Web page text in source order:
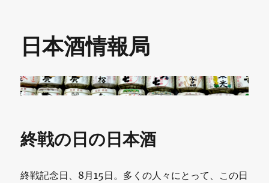
日本酒情報局
終戦の日の日本酒
終戦記念日、8月15日。多くの人々にとって、この日